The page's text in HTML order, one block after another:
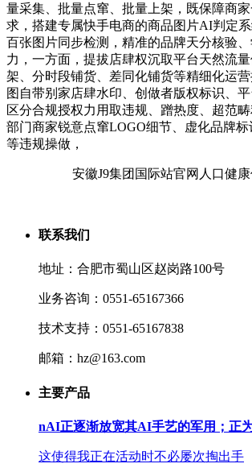
量采集、批量点窜、批量上架，既保障商
求，搭建专属快手电商的商品图片AI判定
百张图片同步检测，精准的品牌天分核验
力，一方面，提拔店肆权沉取平台天然流
架、分时段铺货、差同化铺货等精细化运
图自带别家店肆水印、创做者版权标识、
区分合规授权力用取违规、蹭热度、超范
部门商家锐意点窜LOGO细节、虚化品牌
等违规操做，
安徽J9集团国际站官网人口健
联系我们
地址：合肥市蜀山区赵岗路100号
业务咨询：0551-65167366
技术支持：0551-65167838
邮箱：hz@163.com
主要产品
nAI正逐渐放宽其AI手艺的军用；正
这使得我正在活动时不必屡次掏出手